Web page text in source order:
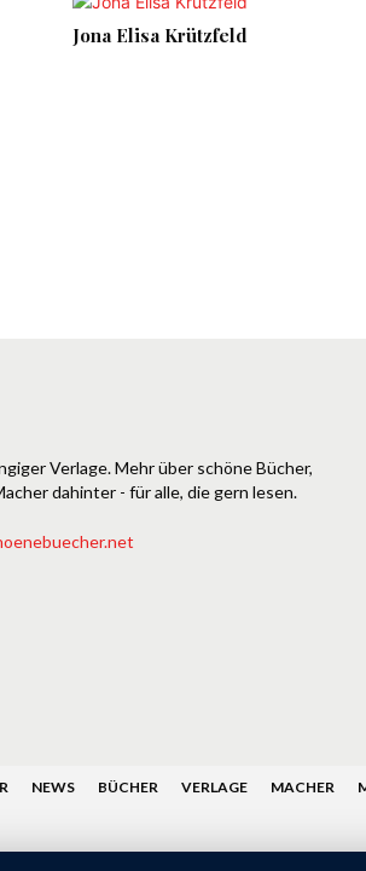
Jona Elisa Krützfeld
Verlage. Mehr über schöne Bücher,
dahinter - für alle, die gern lesen.
NEWS BÜCHER VERLAGE MACHER